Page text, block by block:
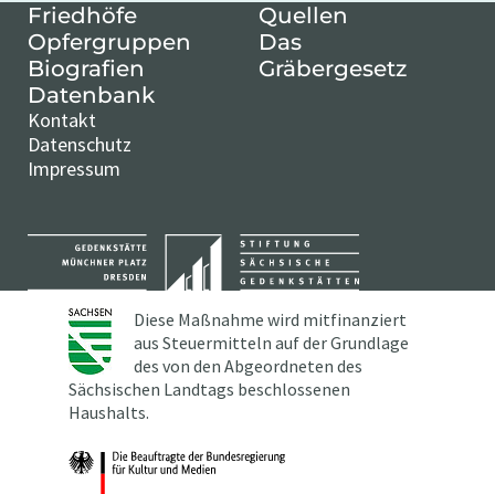
Friedhöfe
Opfergruppen
Biografien
Datenbank
Quellen
Das
Gräbergesetz
Kontakt
Datenschutz
Impressum
Diese Maßnahme wird mitfinanziert
aus Steuermitteln auf der Grundlage
des von den Abgeordneten des
Sächsischen Landtags beschlossenen
Haushalts.